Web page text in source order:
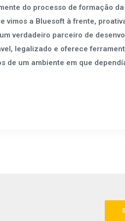
do processo de formação
vimos a Bluesoft à frente,
verdadeiro parceiro de
legalizado e oferece
de um ambiente em que